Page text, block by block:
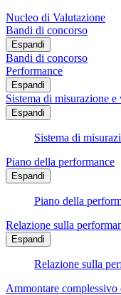
Nucleo di Valutazione
Bandi di concorso
Espandi
Bandi di concorso
Performance
Espandi
Sistema di misurazione
Espandi
Sistema di
Piano della performance
Espandi
Piano della
Relazione sulla
Espandi
Relazione sulla
Ammontare complessivo